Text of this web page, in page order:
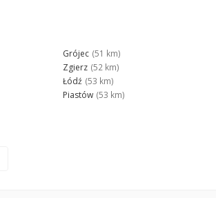
Grójec (51 km)
Zgierz (52 km)
Łódź (53 km)
Piastów (53 km)